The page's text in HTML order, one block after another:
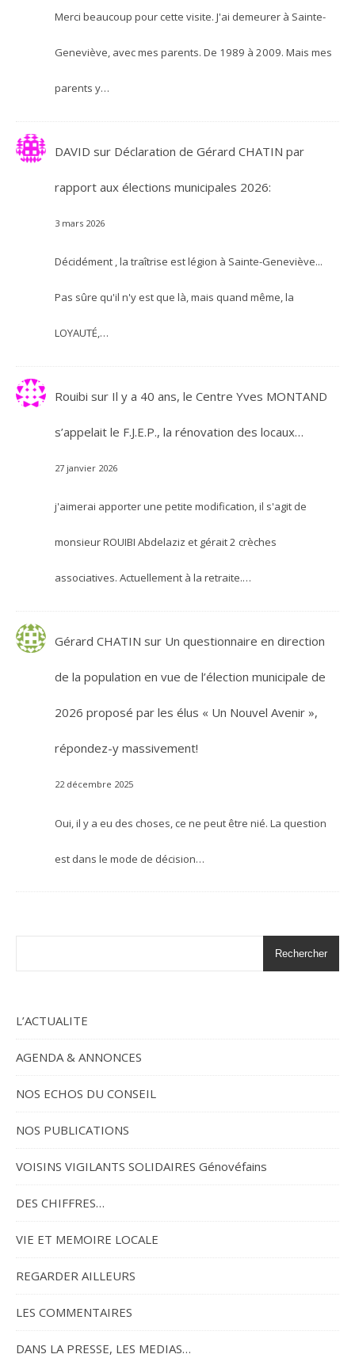
Merci beaucoup pour cette visite. J'ai demeurer à Sainte-
Geneviève, avec mes parents. De 1989 à 2009. Mais mes
parents y…
DAVID sur Déclaration de Gérard CHATIN par
rapport aux élections municipales 2026:
3 mars 2026
Décidément , la traîtrise est légion à Sainte-Geneviève...
Pas sûre qu'il n'y est que là, mais quand même, la
LOYAUTÉ,…
Rouibi sur Il y a 40 ans, le Centre Yves MONTAND
s’appelait le F.J.E.P., la rénovation des locaux…
27 janvier 2026
j'aimerai apporter une petite modification, il s'agit de
monsieur ROUIBI Abdelaziz et gérait 2 crèches
associatives. Actuellement à la retraite.…
Gérard CHATIN sur Un questionnaire en direction
de la population en vue de l’élection municipale de
2026 proposé par les élus « Un Nouvel Avenir »,
répondez-y massivement!
22 décembre 2025
Oui, il y a eu des choses, ce ne peut être nié. La question
est dans le mode de décision…
Rechercher
L’ACTUALITE
AGENDA & ANNONCES
NOS ECHOS DU CONSEIL
NOS PUBLICATIONS
VOISINS VIGILANTS SOLIDAIRES Génovéfains
DES CHIFFRES…
VIE ET MEMOIRE LOCALE
REGARDER AILLEURS
LES COMMENTAIRES
DANS LA PRESSE, LES MEDIAS…